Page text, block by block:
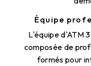
Équipe
L'équipe d'ATM
composée de
formés pour